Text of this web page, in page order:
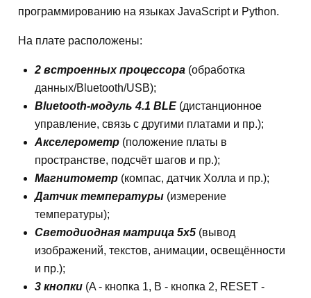
программированию на языках JavaScript и Python.
На плате расположены:
2 встроенных процессора (обработка
данных/Bluetooth/USB);
Bluetooth-модуль 4.1 BLE (дистанционное
управление, связь с другими платами и пр.);
Акселерометр (положение платы в
пространстве, подсчёт шагов и пр.);
Магнитометр (компас, датчик Холла и пр.);
Датчик температуры (измерение
температуры);
Светодиодная матрица 5х5 (вывод
изображений, текстов, анимации, освещённости
и пр.);
3 кнопки (A - кнопка 1, B - кнопка 2, RESET -